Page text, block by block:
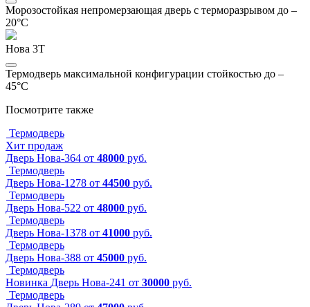
Морозостойкая непромерзающая дверь с терморазрывом до –
20°C
Нова 3Т
Термодверь максимальной конфигурации стойкостью до –
45°C
Посмотрите также
Термодверь
Хит продаж
Дверь Нова-364 от 48000 руб.
Термодверь
Дверь Нова-1278 от 44500 руб.
Термодверь
Дверь Нова-522 от 48000 руб.
Термодверь
Дверь Нова-1378 от 41000 руб.
Термодверь
Дверь Нова-388 от 45000 руб.
Термодверь
Новинка Дверь Нова-241 от 30000 руб.
Термодверь